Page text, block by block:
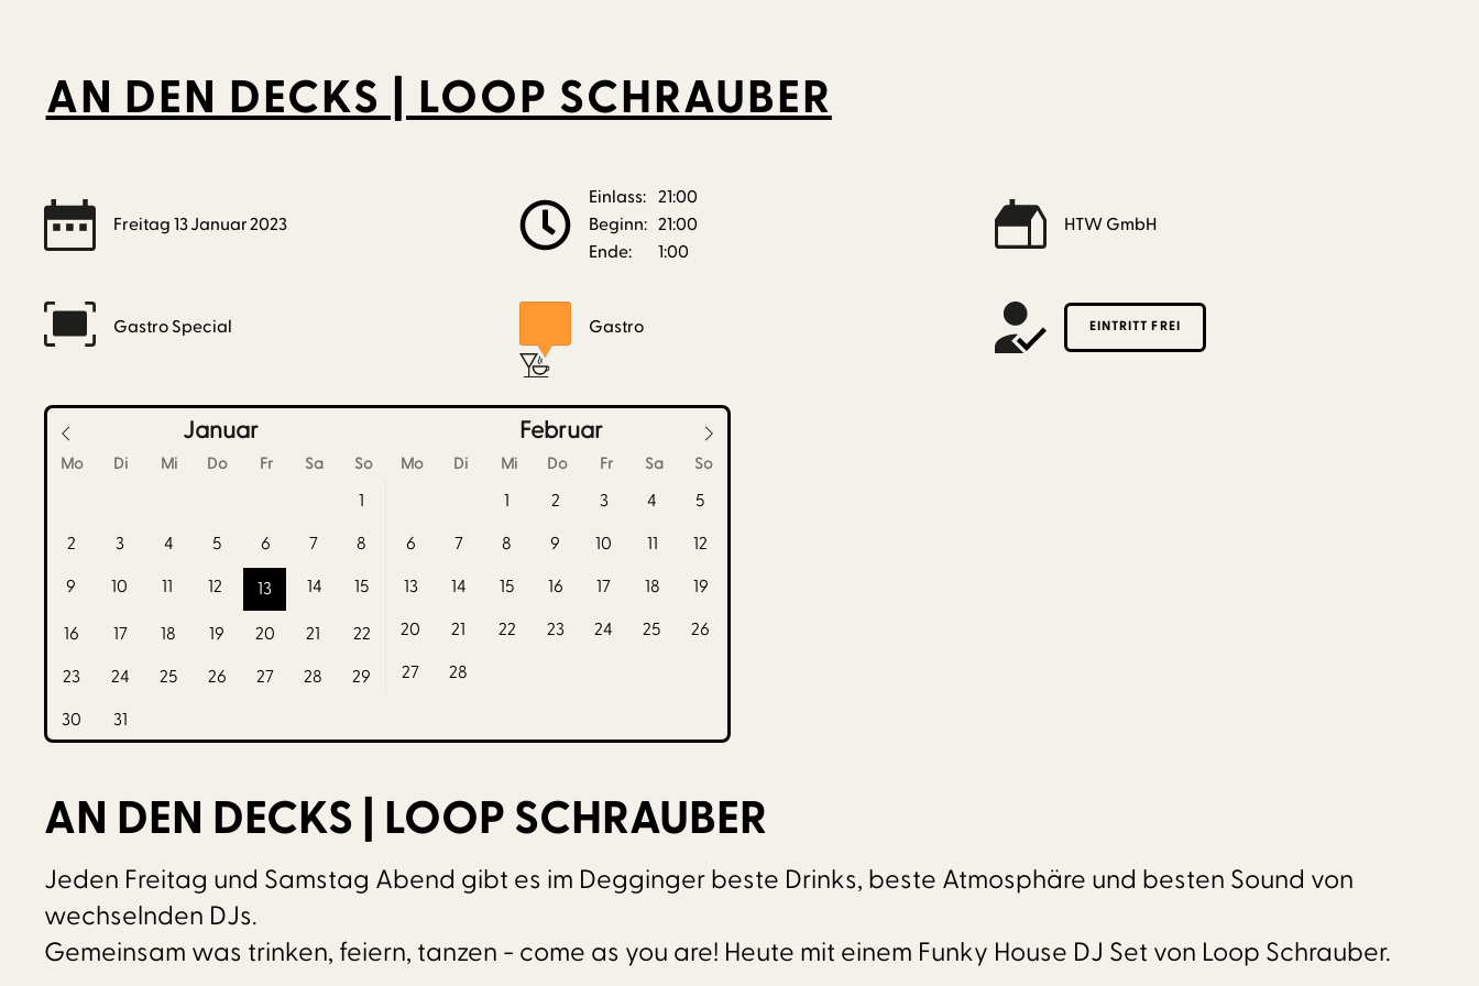
AN DEN DECKS | LOOP SCHRAUBER
Freitag 13Januar2023
Einlass: 21:00
Beginn: 21:00
Ende:
1:00
HTW GmbH
Gastro Special Gastro EINTRITT FREI
Januar Februar
Mo Di Mi Do Fr Sa So Mo Di Mi Do Fr Sa So
1
2
3 4 5 6 7
8
9
10 11 12 13 14 15
16 17 18 19 20 21
22
23
24 25 26 27 28
29
30
31
1 2 3 4
5
6
7 8 9 10 11
12
13
14 15 16 17 18
19
20
21 22 23 24 25
26
27
28
AN DEN DECKS | LOOP SCHRAUBER
Jeden Freitag und Samstag Abend gibt es im Degginger beste Drinks, beste Atmosphäre und besten Sound von
wechselnden DJs.
Gemeinsam was trinken, feiern, tanzen - come as you are! Heute mit einem Funky House DJ Set von Loop Schrauber.